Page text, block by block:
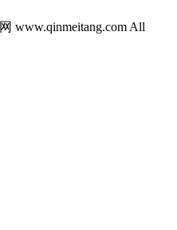
www.qinmeitang.com All